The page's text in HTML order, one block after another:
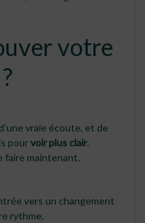
votre
vraie écoute, et de
pourvoir plus clair.
faire maintenant.
vers un changement
rythme.